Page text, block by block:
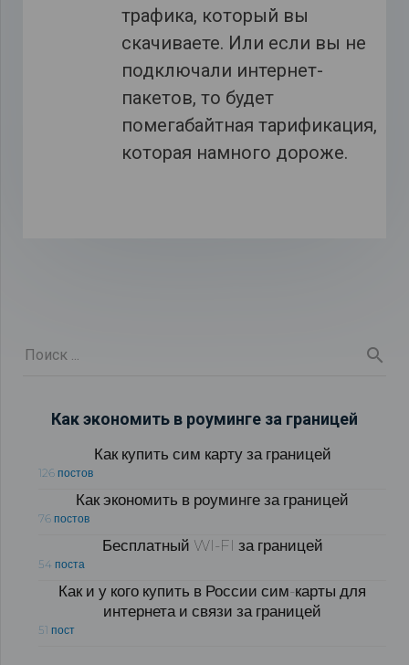
трафика, который вы
скачиваете. Или если вы не
подключали интернет-
пакетов, то будет
помегабайтная тарификация,
которая намного дороже.
Как экономить в роуминге за границей
Как купить сим карту за границей
126 постов
Как экономить в роуминге за границей
76 постов
Бесплатный WI-FI за границей
54 поста
Как и у кого купить в России сим-карты для
интернета и связи за границей
51 пост